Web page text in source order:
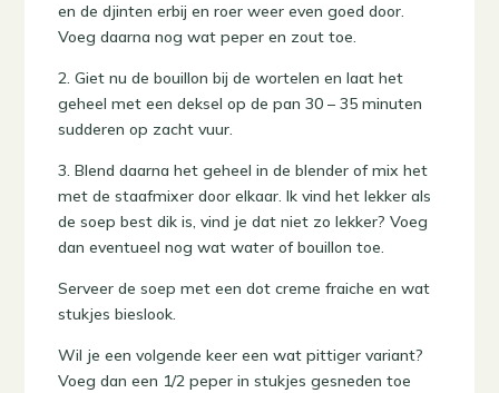
en de djinten erbij en roer weer even goed door.
Voeg daarna nog wat peper en zout toe.
2. Giet nu de bouillon bij de wortelen en laat het
geheel met een deksel op de pan 30 – 35 minuten
sudderen op zacht vuur.
3. Blend daarna het geheel in de blender of mix het
met de staafmixer door elkaar. Ik vind het lekker als
de soep best dik is, vind je dat niet zo lekker? Voeg
dan eventueel nog wat water of bouillon toe.
Serveer de soep met een dot creme fraiche en wat
stukjes bieslook.
Wil je een volgende keer een wat pittiger variant?
Voeg dan een 1/2 peper in stukjes gesneden toe